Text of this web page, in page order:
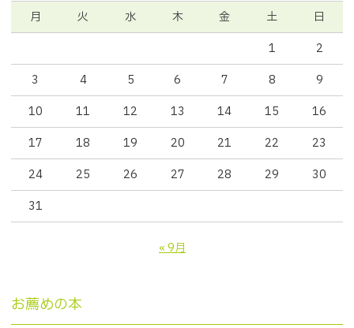
月
火 水 木 金 土
日
1
2
3
4 5 6 7 8
9
10
11 12 13 14 15
16
17
18 19 20 21 22
23
24
25 26 27 28 29
30
31
« 9月
お薦めの本